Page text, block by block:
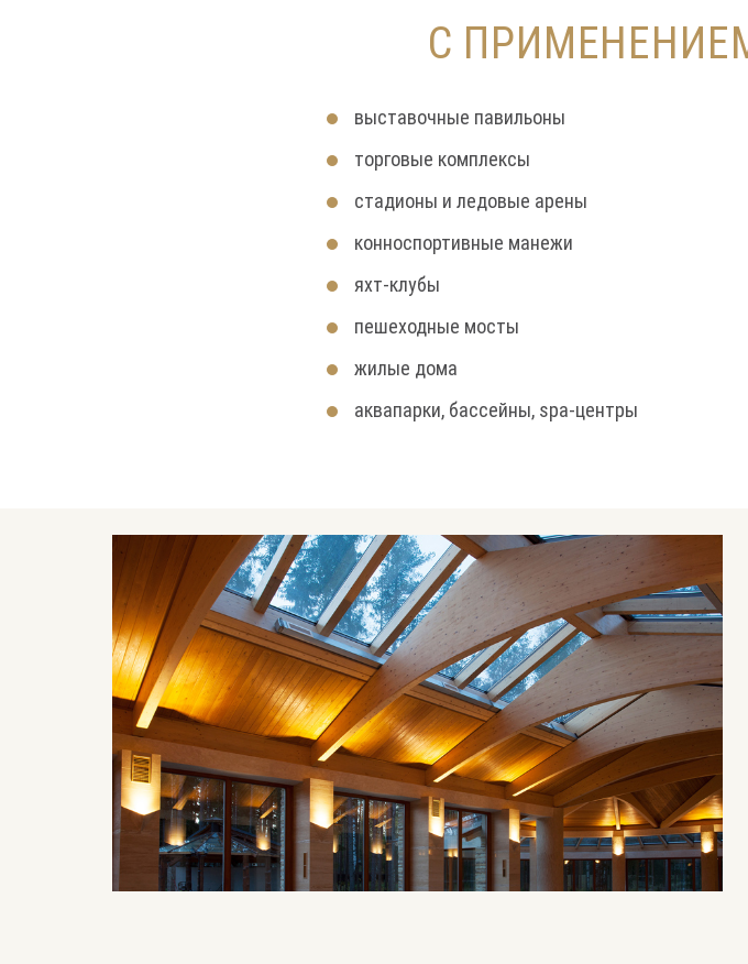
С
выставочные павильоны
торговые комплексы
стадионы и ледовые арены
конноспортивные манежи
яхт-клубы
пешеходные мосты
жилые дома
аквапарки, бассейны, spa-центры